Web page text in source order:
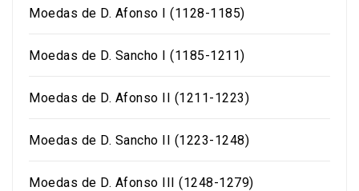
Moedas de D. Afonso I (1128-1185)
Moedas de D. Sancho I (1185-1211)
Moedas de D. Afonso II (1211-1223)
Moedas de D. Sancho II (1223-1248)
Moedas de D. Afonso III (1248-1279)